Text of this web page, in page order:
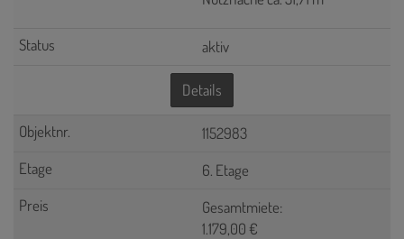
aktiv
Details
1152983
6. Etage
Gesamtmiete:
1.179,00 €